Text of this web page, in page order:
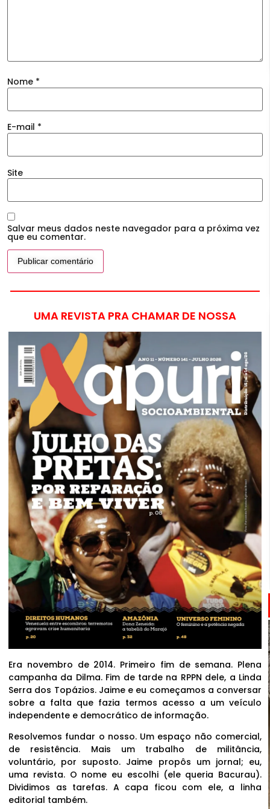
Nome *
E-mail *
Site
Salvar meus dados neste navegador para a próxima vez
que eu comentar.
UMA REVISTA PRA CHAMAR DE NOSSA
Era novembro de 2014. Primeiro fim de semana. Plena
campanha da Dilma. Fim de tarde na RPPN dele, a Linda
Serra dos Topázios. Jaime e eu começamos a conversar
sobre a falta que fazia termos acesso a um veículo
independente e democrático de informação.
Resolvemos fundar o nosso. Um espaço não comercial,
de resistência. Mais um trabalho de militância,
voluntário, por suposto. Jaime propôs um jornal; eu,
uma revista. O nome eu escolhi (ele queria Bacurau).
Dividimos as tarefas. A capa ficou com ele, a linha
editorial também.